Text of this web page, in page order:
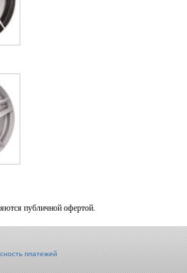
публичной офертой.
платежей